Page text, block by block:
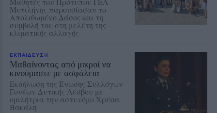
Μυτιλήνης παρουσίασαν το
Απολιθωμένο Δάσος και τη
συμβολή του στη μελέτη της
κλιματικής αλλαγής
ΕΚΠΑΙΔΕΥΣΗ
Μαθαίνοντας από μικροί να
κινούμαστε με ασφάλεια
Εκδήλωση της Ένωσης Συλλόγων
Γονέων Δυτικής Λέσβου με
ομιλήτρια την αστυνόμο Χρύσα
Βακάλη